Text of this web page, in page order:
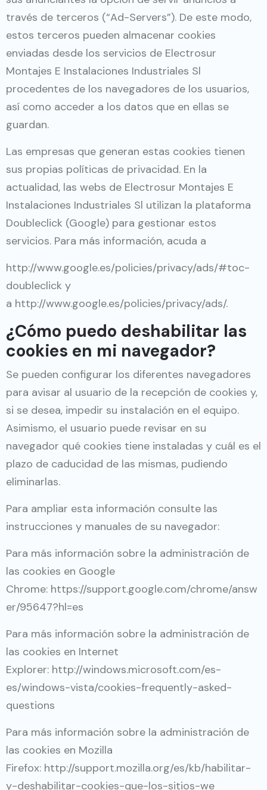
través de terceros (“Ad-Servers”). De este modo,
estos terceros pueden almacenar cookies
enviadas desde los servicios de Electrosur
Montajes E Instalaciones Industriales Sl
procedentes de los navegadores de los usuarios,
así como acceder a los datos que en ellas se
guardan.
Las empresas que generan estas cookies tienen
sus propias políticas de privacidad. En la
actualidad, las webs de Electrosur Montajes E
Instalaciones Industriales Sl utilizan la plataforma
Doubleclick (Google) para gestionar estos
servicios. Para más información, acuda a
http://www.google.es/policies/privacy/ads/#toc-
doubleclick y
a http://www.google.es/policies/privacy/ads/.
¿Cómo puedo deshabilitar las
cookies en mi navegador?
Se pueden configurar los diferentes navegadores
para avisar al usuario de la recepción de cookies y,
si se desea, impedir su instalación en el equipo.
Asimismo, el usuario puede revisar en su
navegador qué cookies tiene instaladas y cuál es el
plazo de caducidad de las mismas, pudiendo
eliminarlas.
Para ampliar esta información consulte las
instrucciones y manuales de su navegador:
Para más información sobre la administración de
las cookies en Google
Chrome: https://support.google.com/chrome/answ
er/95647?hl=es
Para más información sobre la administración de
las cookies en Internet
Explorer: http://windows.microsoft.com/es-
es/windows-vista/cookies-frequently-asked-
questions
Para más información sobre la administración de
las cookies en Mozilla
Firefox: http://support.mozilla.org/es/kb/habilitar-
y-deshabilitar-cookies-que-los-sitios-we